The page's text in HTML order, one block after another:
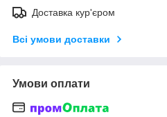
Доставка кур'єром
Всі умови доставки
Умови оплати